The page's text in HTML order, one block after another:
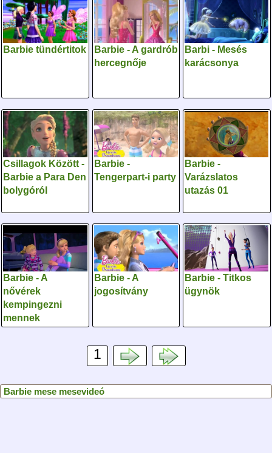
Barbie tündértitok
Barbie - A gardrób
hercegnője
Barbi - Mesés
karácsonya
Csillagok Között -
Barbie a Para Den
bolygóról
Barbie -
Tengerpart-i party
Barbie -
Varázslatos
utazás 01
Barbie - A
nővérek
kempingezni
mennek
Barbie - A
jogosítvány
Barbie - Titkos
ügynök
1
Barbie mese mesevideó